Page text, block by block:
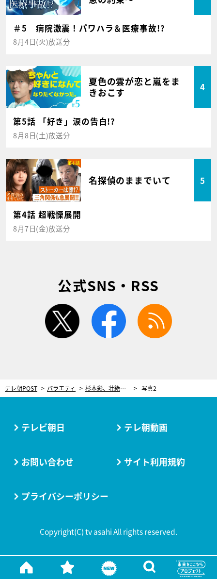
＃5 病院激震！パワハラ＆医療事故!?
8月4日(火)放送分
夏色の雲が恋と嵐をま
きおこす
4
第5話 「好き」涙の告白!?
8月8日(土)放送分
名探偵のままでいて 5
第4話 超戦慄展開
8月7日(金)放送分
公式SNS・RSS
twitter facebook
テレ朝POST バラエティ 杉本彩、壮絶な過去を告白。父が借金の保証人になり…「大変な状況に陥った」 写真2
テレビ朝日 テレ朝動画
お問い合わせ サイト利用規約
プライバシーポリシー
Copyright(C) tv asahi All rights reserved.